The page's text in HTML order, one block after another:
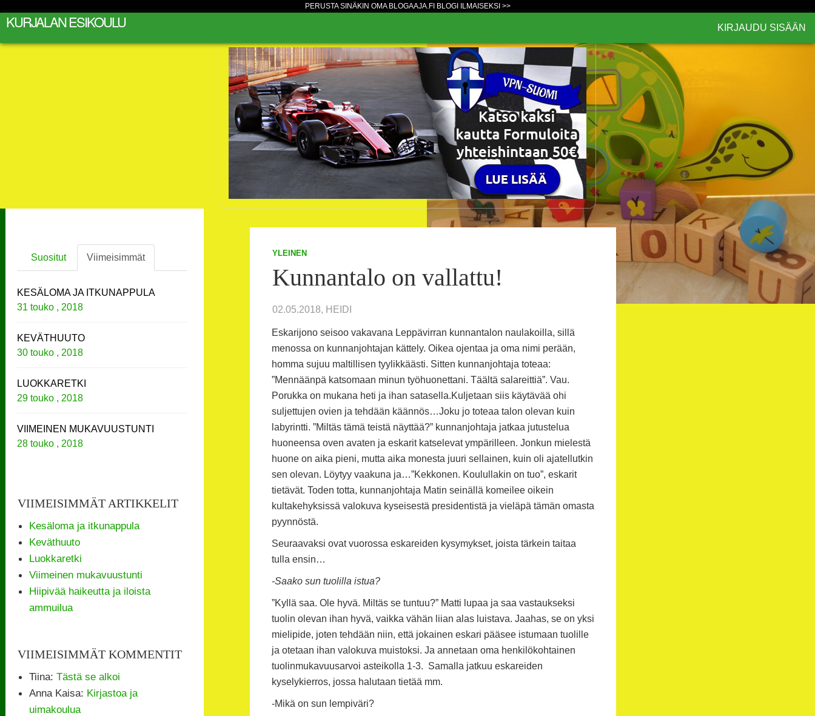
PERUSTA SINÄKIN OMA BLOGAAJA.FI BLOGI ILMAISEKSI >>
KURJALAN ESIKOULU KIRJAUDU SISÄÄN
YLEINEN
Kunnantalo on vallattu!
02.05.2018, HEIDI
Eskarijono seisoo vakavana Leppävirran kunnantalon naulakoilla, sillä
menossa on kunnanjohtajan kättely. Oikea ojentaa ja oma nimi perään,
homma sujuu maltillisen tyylikkäästi. Sitten kunnanjohtaja toteaa:
”Mennäänpä katsomaan minun työhuonettani. Täältä salareittiä”. Vau.
Porukka on mukana heti ja ihan satasella.Kuljetaan siis käytävää ohi
suljettujen ovien ja tehdään käännös…Joku jo toteaa talon olevan kuin
labyrintti. ”Miltäs tämä teistä näyttää?” kunnanjohtaja jatkaa jutustelua
huoneensa oven avaten ja eskarit katselevat ympärilleen. Jonkun mielestä
huone on aika pieni, mutta aika monesta juuri sellainen, kuin oli ajatellutkin
sen olevan. Löytyy vaakuna ja…”Kekkonen. Koulullakin on tuo”, eskarit
tietävät. Toden totta, kunnanjohtaja Matin seinällä komeilee oikein
kultakehyksissä valokuva kyseisestä presidentistä ja vieläpä tämän omasta
pyynnöstä.
Seuraavaksi ovat vuorossa eskareiden kysymykset, joista tärkein taitaa
tulla ensin…
-Saako sun tuolilla istua?
”Kyllä saa. Ole hyvä. Miltäs se tuntuu?” Matti lupaa ja saa vastaukseksi
tuolin olevan ihan hyvä, vaikka vähän liian alas luistava. Jaahas, se on yksi
mielipide, joten tehdään niin, että jokainen eskari pääsee istumaan tuolille
ja otetaan ihan valokuva muistoksi. Ja annetaan oma henkilökohtainen
tuolinmukavuusarvoi asteikolla 1-3. Samalla jatkuu eskareiden
kyselykierros, jossa halutaan tietää mm.
-Mikä on sun lempiväri?
Suositut Viimeisimmät
KESÄLOMA JA ITKUNAPPULA
31 touko , 2018
KEVÄTHUUTO
30 touko , 2018
LUOKKARETKI
29 touko , 2018
VIIMEINEN MUKAVUUSTUNTI
28 touko , 2018
VIIMEISIMMÄT ARTIKKELIT
Kesäloma ja itkunappula
Keväthuuto
Luokkaretki
Viimeinen mukavuustunti
Hiipivää haikeutta ja iloista
ammuilua
VIIMEISIMMÄT KOMMENTIT
Tiina:Tästä se alkoi
Anna Kaisa: Kirjastoa ja
uimakoulua